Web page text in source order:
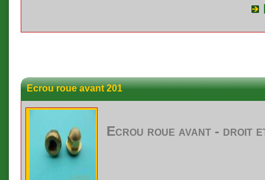
Ecrou roue avant 201
Ecrou roue avant - droit